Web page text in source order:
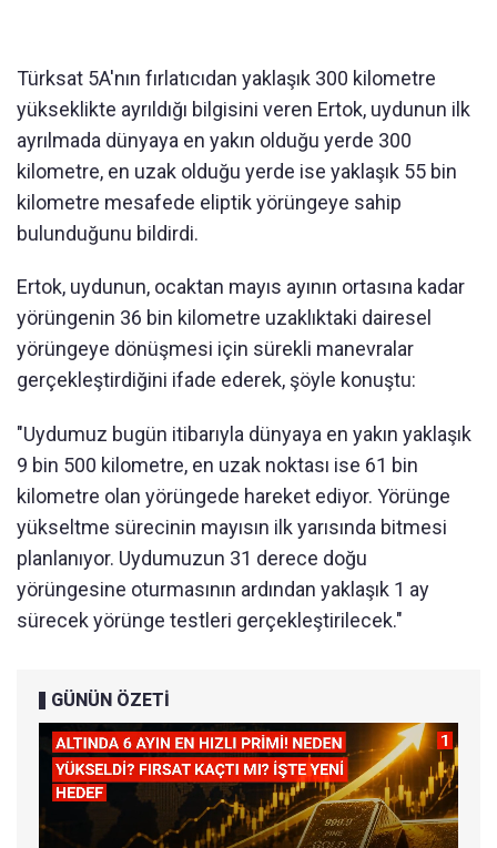
Türksat 5A'nın fırlatıcıdan yaklaşık 300 kilometre
yükseklikte ayrıldığı bilgisini veren Ertok, uydunun ilk
ayrılmada dünyaya en yakın olduğu yerde 300
kilometre, en uzak olduğu yerde ise yaklaşık 55 bin
kilometre mesafede eliptik yörüngeye sahip
bulunduğunu bildirdi.
Ertok, uydunun, ocaktan mayıs ayının ortasına kadar
yörüngenin 36 bin kilometre uzaklıktaki dairesel
yörüngeye dönüşmesi için sürekli manevralar
gerçekleştirdiğini ifade ederek, şöyle konuştu:
"Uydumuz bugün itibarıyla dünyaya en yakın yaklaşık
9 bin 500 kilometre, en uzak noktası ise 61 bin
kilometre olan yörüngede hareket ediyor. Yörünge
yükseltme sürecinin mayısın ilk yarısında bitmesi
planlanıyor. Uydumuzun 31 derece doğu
yörüngesine oturmasının ardından yaklaşık 1 ay
sürecek yörünge testleri gerçekleştirilecek."
GÜNÜN ÖZETİ